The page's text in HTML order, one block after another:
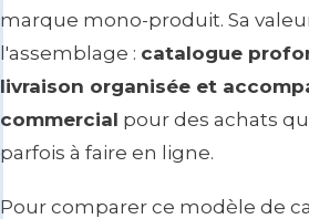
marque mono-produit. Sa
l'assemblage : catalogue
livraison organisée et
commercial pour des achats
parfois à faire en ligne.
Pour comparer ce modèle de